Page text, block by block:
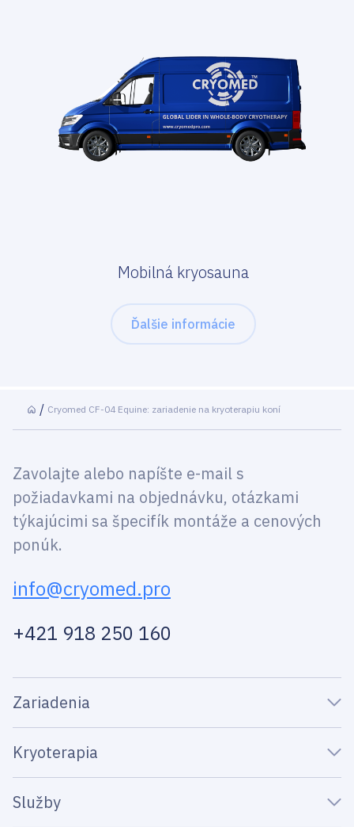
Mobilná kryosauna
Ďalšie informácie
Cryomed CF-04 Equine: zariadenie na kryoterapiu koní
Zavolajte alebo napíšte e-mail s
požiadavkami na objednávku, otázkami
týkajúcimi sa špecifík montáže a cenových
ponúk.
info@cryomed.pro
+421 918 250 160
Zariadenia
Kryoterapia
Služby